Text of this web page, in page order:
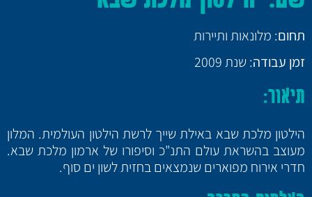
תחום: מלונאות ותיירות
זמן עבודה: שנת 2009
תיאור:
הילטון מלכת שבא באילת שייך לרשת הילטון העולמית. המלון
מעוצב בהשראת עולם התנ"כ וסיפורו של ארמון מלכת שבא.
חדרי אירוח מפוארים שנמצאים בחזית לשון ים סוף.